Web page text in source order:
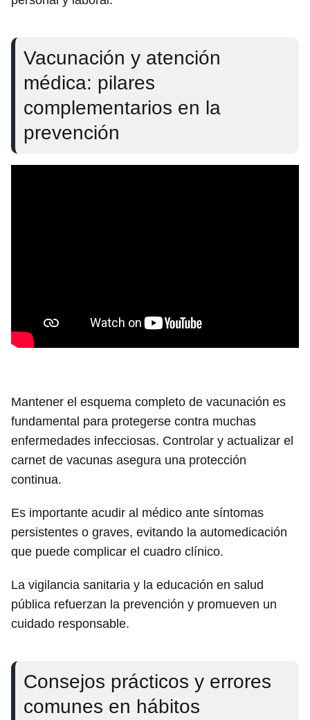
Vacunación y atención
médica: pilares
complementarios en la
prevención
Mantener el esquema completo de vacunación es
fundamental para protegerse contra muchas
enfermedades infecciosas. Controlar y actualizar el
carnet de vacunas asegura una protección
continua.
Es importante acudir al médico ante síntomas
persistentes o graves, evitando la automedicación
que puede complicar el cuadro clínico.
La vigilancia sanitaria y la educación en salud
pública refuerzan la prevención y promueven un
cuidado responsable.
Consejos prácticos y errores
comunes en hábitos